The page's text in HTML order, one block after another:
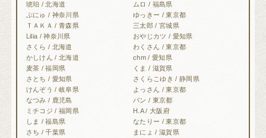
琥珀 / 北海道
ムロ / 福島県
ぷにゅ / 神奈川県
ゆっきー / 東京都
ＴＡＫＡ / 青森県
三太郎 / 宮城県
Lilia / 神奈川県
おやじカツ / 愛知県
さくら / 北海道
わくさん / 東京都
かしけん / 北海道
chm / 愛知県
麦茶 / 福岡県
くま / 滋賀県
さとち / 愛知県
さくらこゆき / 静岡県
けんぞう / 岐阜県
よっさん / 東京都
なつみ / 鹿児島
パン / 東京都
ミチコジ / 福岡県
H.A / 大阪府
しま / 福島県
なたりー / 東京都
さち / 千葉県
まにょ / 滋賀県